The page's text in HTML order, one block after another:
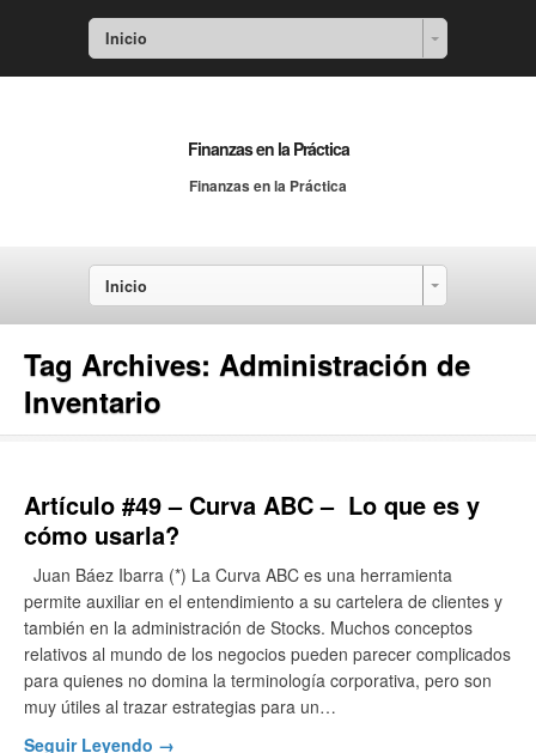
Inicio
Finanzas en la Práctica
Finanzas en la Práctica
Inicio
Tag Archives: Administración de
Inventario
Artículo #49 – Curva ABC – Lo que es y
cómo usarla?
Juan Báez Ibarra (*) La Curva ABC es una herramienta
permite auxiliar en el entendimiento a su cartelera de clientes y
también en la administración de Stocks. Muchos conceptos
relativos al mundo de los negocios pueden parecer complicados
para quienes no domina la terminología corporativa, pero son
muy útiles al trazar estrategias para un…
Seguir Leyendo →